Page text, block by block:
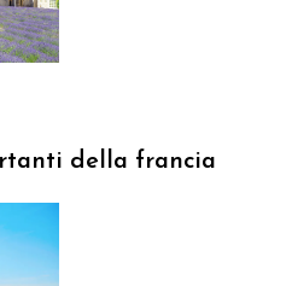
della francia